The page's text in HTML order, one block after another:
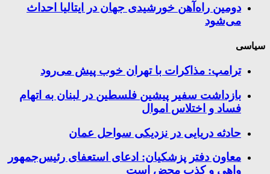
دومین راه‌آهن خورشیدی جهان در ایتالیا احداث
می‌شود
سیاسی
ترامپ: مذاکرات با تهران خوب پیش می‌رود
بازداشت سفیر پیشین فلسطین در لبنان به اتهام
فساد و اختلاس اموال
حادثه دریایی در نزدیکی سواحل عمان
معاون دفتر پزشکیان: ادعای استعفای رئیس‌جمهور
واهی و کذب محض است